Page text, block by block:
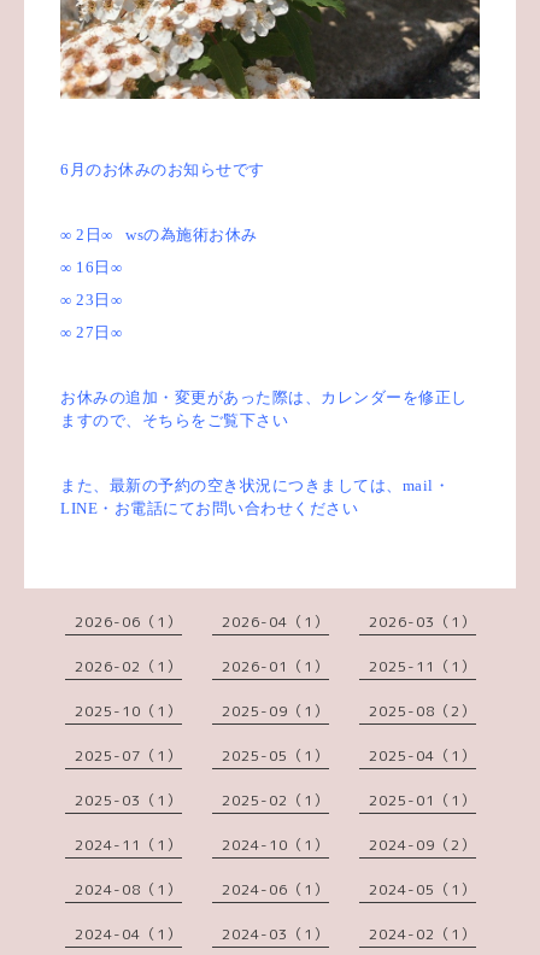
6 月のお休みのお知らせです
∞ 2 日∞ wsの為施術お休み
∞ 16 日 ∞
∞ 23 日 ∞
∞ 27 日 ∞
お休みの追加・変更があった際は、カレンダーを修正し
ますので、そちらをご覧下さい
また、最新の予約の空き状況につきましては、 mail ・
LINE ・お電話にてお問い合わせください
2026-06（1） 2026-04（1） 2026-03（1）
2026-02（1） 2026-01（1） 2025-11（1）
2025-10（1） 2025-09（1） 2025-08（2）
2025-07（1） 2025-05（1） 2025-04（1）
2025-03（1） 2025-02（1） 2025-01（1）
2024-11（1） 2024-10（1） 2024-09（2）
2024-08（1） 2024-06（1） 2024-05（1）
2024-04（1） 2024-03（1） 2024-02（1）